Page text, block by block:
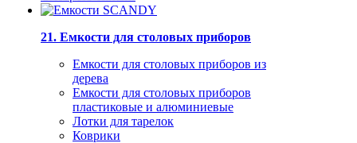
21. Емкости для столовых приборов
Емкости для столовых приборов из
дерева
Емкости для столовых приборов
пластиковые и алюминиевые
Лотки для тарелок
Коврики